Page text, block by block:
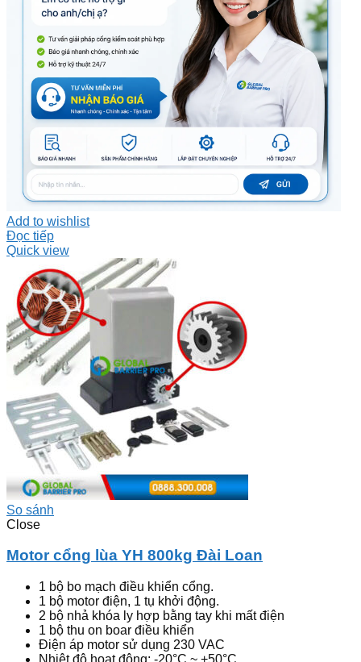
Add to wishlist
Đọc tiếp
Quick view
So sánh
Close
Motor cổng lùa YH 800kg Đài Loan
1 bộ bo mạch điều khiển cổng.
1 bộ motor điện, 1 tụ khởi động.
2 bộ nhả khóa ly hợp bằng tay khi mất điện
1 bộ thu on boar điều khiển
Điện áp motor sử dụng 230 VAC
Nhiệt độ hoạt động: -20°C ~ +50°C